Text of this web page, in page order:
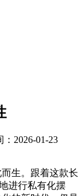
：2026-01-23
生。跟着这款长
进行私有化摆